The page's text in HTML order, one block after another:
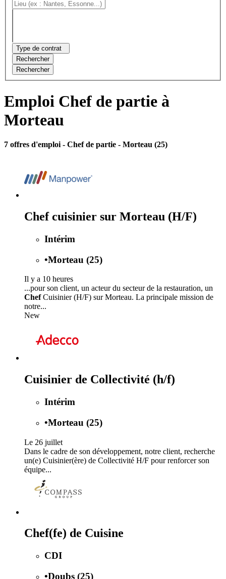
Type de contrat
Rechercher
Rechercher
Emploi Chef de partie à
Morteau
7 offres d'emploi - Chef de partie - Morteau (25)
Chef cuisinier sur Morteau (H/F)
Intérim
•Morteau (25)
Il y a 10 heures
...pour son client, un acteur du secteur de la restauration, un
ChefCuisinier (H/F) sur Morteau. La principale mission de
notre...
New
Cuisinier de Collectivité (h/f)
Intérim
•Morteau (25)
Le 26 juillet
Dans le cadre de son développement, notre client, recherche
un(e) Cuisinier(ère) de Collectivité H/F pour renforcer son
équipe...
Chef(fe) de Cuisine
CDI
•Doubs (25)